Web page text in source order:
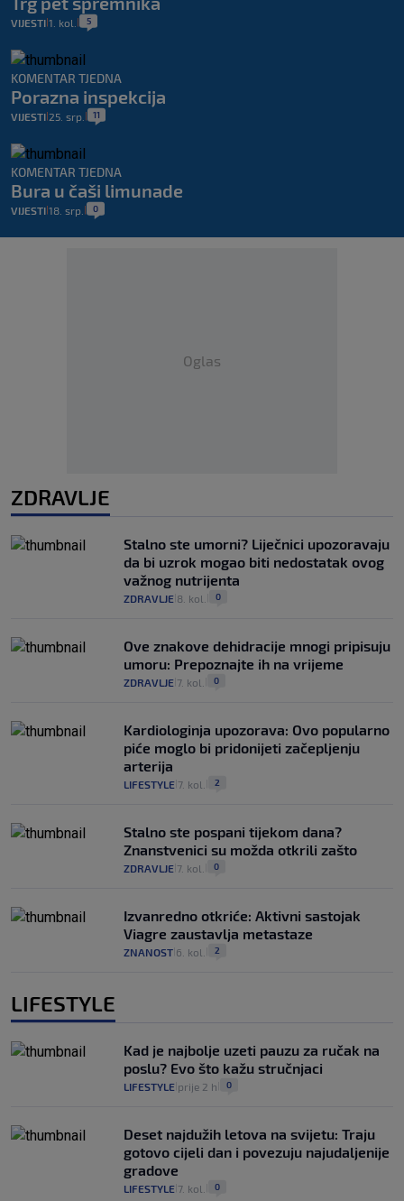
VIJESTI 1. kol. 5
KOMENTAR TJEDNA
Porazna inspekcija
VIJESTI 25. srp. 11
KOMENTAR TJEDNA
Bura u čaši limunade
VIJESTI 18. srp. 0
Oglas
ZDRAVLJE
Stalno ste umorni? Liječnici upozoravaju
da bi uzrok mogao biti nedostatak ovog
važnog nutrijenta
ZDRAVLJE 8. kol. 0
Ove znakove dehidracije mnogi pripisuju
umoru: Prepoznajte ih na vrijeme
ZDRAVLJE 7. kol. 0
Kardiologinja upozorava: Ovo popularno
piće moglo bi pridonijeti začepljenju
arterija
LIFESTYLE 7. kol. 2
Stalno ste pospani tijekom dana?
Znanstvenici su možda otkrili zašto
ZDRAVLJE 7. kol. 0
Izvanredno otkriće: Aktivni sastojak
Viagre zaustavlja metastaze
ZNANOST 6. kol. 2
LIFESTYLE
Kad je najbolje uzeti pauzu za ručak na
poslu? Evo što kažu stručnjaci
LIFESTYLE prije 2 h 0
Deset najdužih letova na svijetu: Traju
gotovo cijeli dan i povezuju najudaljenije
gradove
LIFESTYLE 7. kol. 0